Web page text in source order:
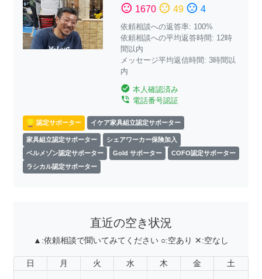
sentiment_satisfied 1670 sentiment_neutral 49 sentiment_dissatisfied 4
依頼相談への返答率: 100%
依頼相談への平均返答時間: 12時
間以内
メッセージ平均返信時間: 3時間以
内
check_circle 本人確認済み
phone_in_talk 電話番号認証
認定サポーター イケア家具組立認定サポーター
家具組立認定サポーター
シェアワーカー保険加入
ベルメゾン認定サポーター
Gold サポーター
COFO認定サポーター
ラシカル認定サポーター
直近の空き状況
▲:依頼相談で聞いてみてください ○:空あり ✕:空なし
日 月 火 水 木 金 土